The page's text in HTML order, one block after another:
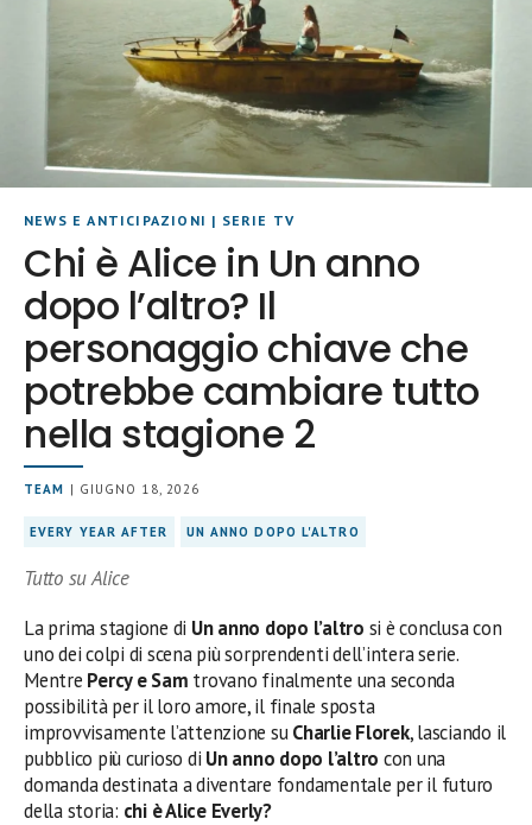
NEWS E ANTICIPAZIONI | SERIE TV
Chi è Alice in Un anno
dopo l’altro? Il
personaggio chiave che
potrebbe cambiare tutto
nella stagione 2
TEAM | GIUGNO 18, 2026
EVERY YEAR AFTER UN ANNO DOPO L'ALTRO
Tutto su Alice
La prima stagione di Un anno dopo l’altro si è conclusa con
uno dei colpi di scena più sorprendenti dell’intera serie.
Mentre Percy e Sam trovano finalmente una seconda
possibilità per il loro amore, il finale sposta
improvvisamente l’attenzione suCharlie Florek, lasciando il
pubblico più curioso di Un anno dopo l’altro con una
domanda destinata a diventare fondamentale per il futuro
della storia: chi è Alice Everly?